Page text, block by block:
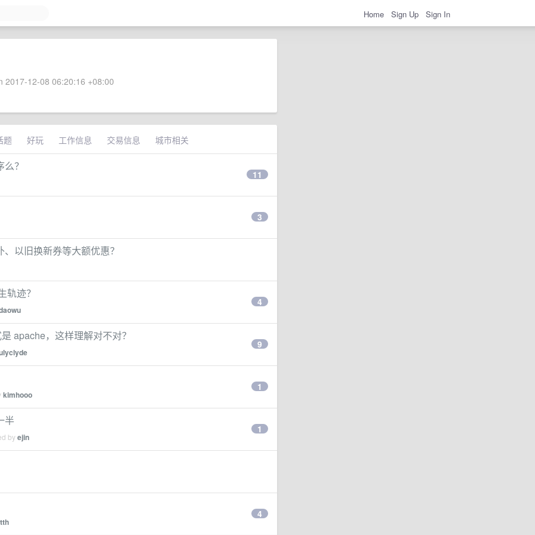
Home Sign Up Sign In
2017-12-08 06:20:16 +08:00
题 好玩 工作信息 交易信息 城市相关
？
11
3
以旧换新券等大额优惠？
轨迹？
4
apache，这样理解对不对？
9
kimhooo
1
半
byejin
1
4